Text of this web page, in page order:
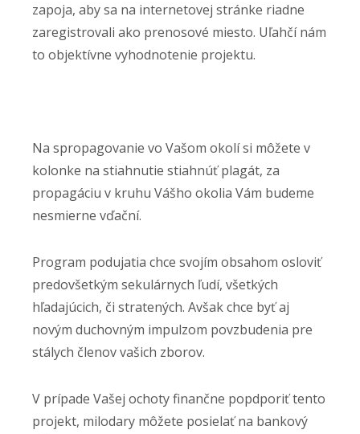
zapoja, aby sa na internetovej stránke riadne
zaregistrovali ako prenosové miesto. Uľahčí nám
to objektívne vyhodnotenie projektu.
Na spropagovanie vo Vašom okolí si môžete v
kolonke na stiahnutie stiahnúť plagát, za
propagáciu v kruhu Vášho okolia Vám budeme
nesmierne vďační.
Program podujatia chce svojím obsahom osloviť
predovšetkým sekulárnych ľudí, všetkých
hľadajúcich, či stratených. Avšak chce byť aj
novým duchovným impulzom povzbudenia pre
stálych členov vašich zborov.
V prípade Vašej ochoty finančne popdporiť tento
projekt, milodary môžete posielať na bankový